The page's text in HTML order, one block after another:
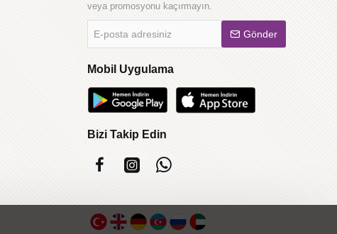
veya promosyonu kaçırmayın.
posta
Gönder
Mobil Uygulama
Bizi Takip Edin